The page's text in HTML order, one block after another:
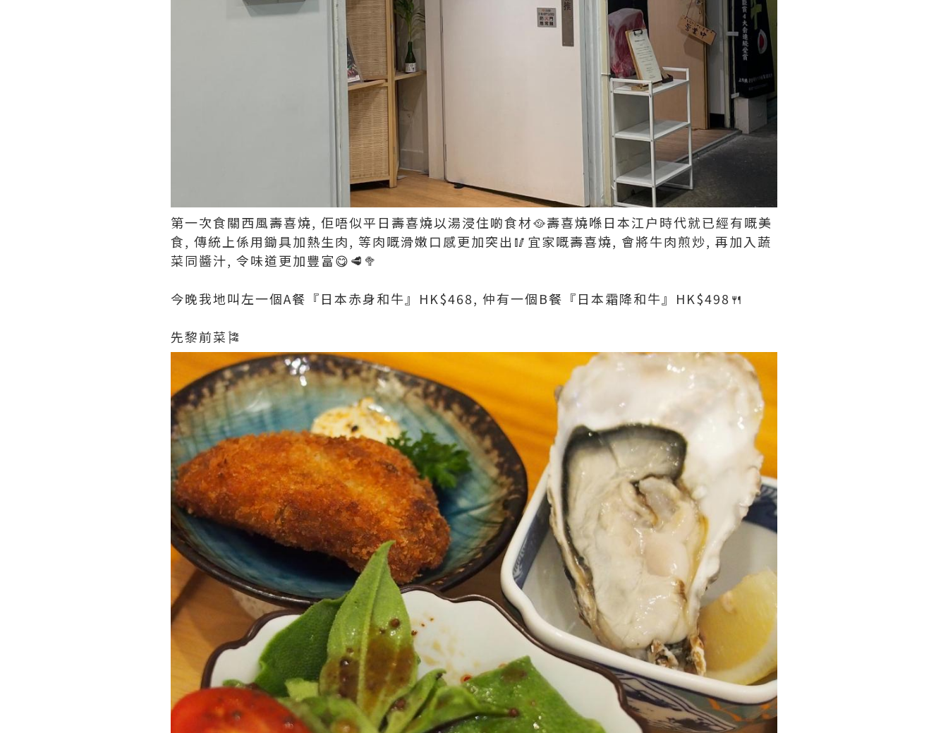
第一次食關西風壽喜燒, 佢唔似平日壽喜燒以湯浸住啲食材🥘壽喜燒喺日本江户時代就已經有嘅美
食, 傳統上係用鋤具加熱生肉, 等肉嘅滑嫩口感更加突出🥢宜家嘅壽喜燒, 會將牛肉煎炒, 再加入蔬
菜同醬汁, 令味道更加豐富😋🥩🥦
今晚我地叫左一個A餐『日本赤身和牛』HK$468, 仲有一個B餐『日本霜降和牛』HK$498🍴
先黎前菜🎏